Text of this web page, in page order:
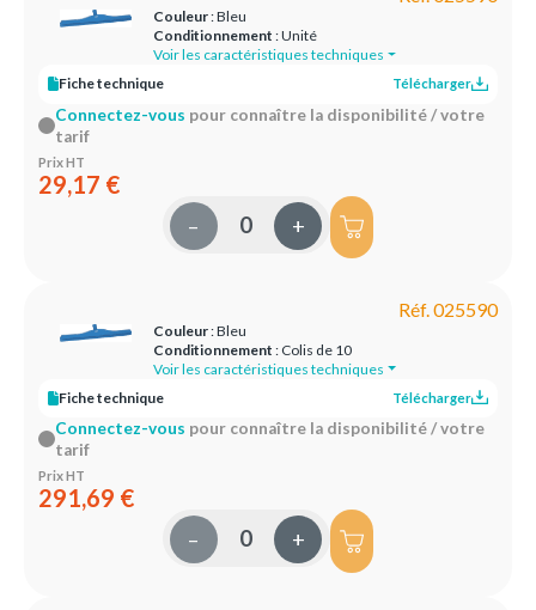
Couleur: Bleu
Conditionnement : Unité
Voir les caractéristiques techniques
Fiche technique
Télécharger
Connectez-vous pour connaître la disponibilité / votre
tarif
Prix HT
29,17 €
– +
Réf. 025590
Couleur: Bleu
Conditionnement : Colis de 10
Voir les caractéristiques techniques
Fiche technique
Télécharger
Connectez-vous pour connaître la disponibilité / votre
tarif
Prix HT
291,69 €
– +